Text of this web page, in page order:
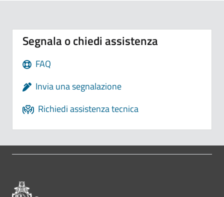
Segnala o chiedi assistenza
FAQ
Invia una segnalazione
Richiedi assistenza tecnica